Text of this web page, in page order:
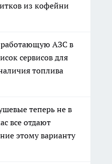
из кофейни
АЗС в
сервисов для
топлива
теперь не в
все отдают
этому варианту